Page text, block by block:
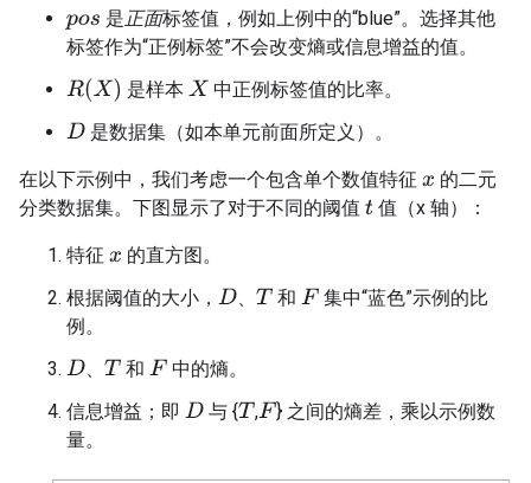
pos 是 正面标签值，例如上例中的“blue”。选择其他
标签作为“正例标签”不会改变熵或信息增益的值。
R(X) 是样本 X 中正例标签值的比率。
D 是数据集（如本单元前面所定义）。
在以下示例中，我们考虑一个包含单个数值特征 x 的二元
分类数据集。下图显示了对于不同的阈值 t 值（x 轴）：
特征 x 的直方图。
根据阈值的大小， D 、T 和F 集中“蓝色”示例的比
例。
D 、T 和F 中的熵。
信息增益；即 D 与 {T ,F } 之间的熵差，乘以示例数
量。